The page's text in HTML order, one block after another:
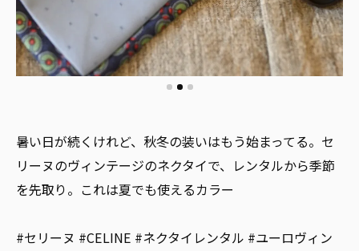
暑い日が続くけれど、秋冬の装いはもう始まってる。セ
リーヌのヴィンテージのネクタイで、レンタルから季節
を先取り。これは夏でも使えるカラー
#セリーヌ #CELINE #ネクタイレンタル #ユーロヴィン